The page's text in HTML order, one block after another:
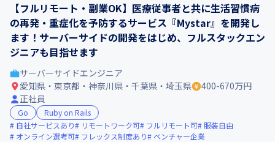
【フルリモート・副業OK】医療従事者と共に生活習慣病
の再発・重症化を予防するサービス『Mystar』を開発し
ます！サーバーサイドの開発をはじめ、フルスタックエン
ジニアも目指せます
サーバーサイドエンジニア
愛知県・東京都・神奈川県・千葉県・埼玉県
400-670万円
正社員
Go
Ruby on Rails
自社サービスあり
リモートワーク可 フルリモート可 服装自由
オンライン選考可
フレックス制度あり ベンチャー企業